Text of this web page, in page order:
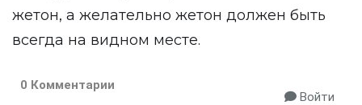
жетон, а желательно жетон должен быть
всегда на видном месте.
0 Комментарии
Войти